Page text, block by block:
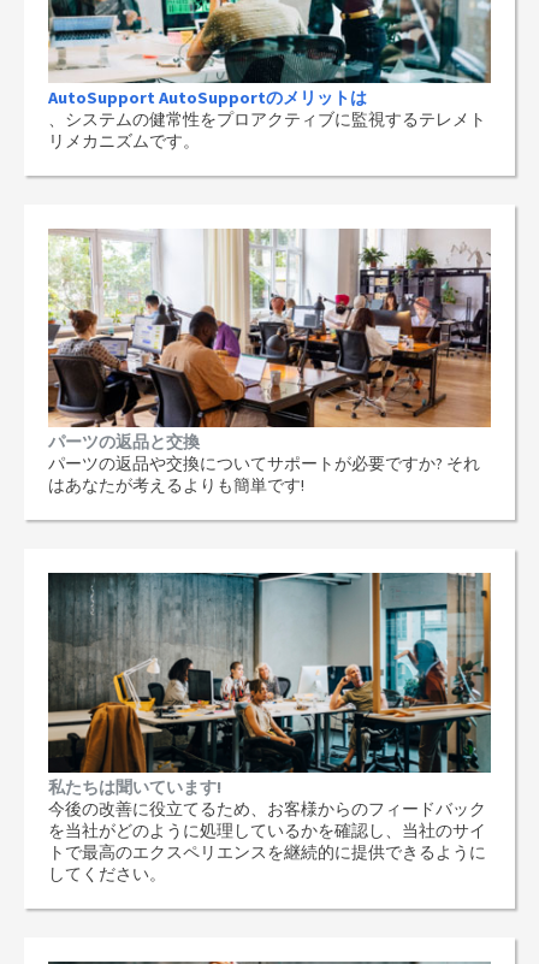
AutoSupport AutoSupportのメリットは
、システムの健常性をプロアクティブに監視するテレメト
リメカニズムです。
パーツの返品と交換
パーツの返品や交換についてサポートが必要ですか? それ
はあなたが考えるよりも簡単です!
私たちは聞いています!
今後の改善に役立てるため、お客様からのフィードバック
を当社がどのように処理しているかを確認し、当社のサイ
トで最高のエクスペリエンスを継続的に提供できるように
してください。